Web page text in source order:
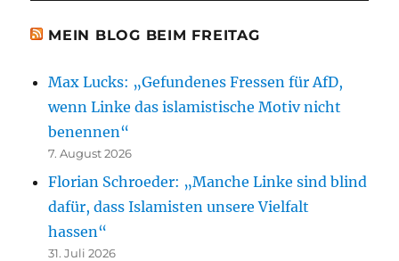
MEIN BLOG BEIM FREITAG
Max Lucks: „Gefundenes Fressen für AfD,
wenn Linke das islamistische Motiv nicht
benennen“
7. August 2026
Florian Schroeder: „Manche Linke sind blind
dafür, dass Islamisten unsere Vielfalt
hassen“
31. Juli 2026